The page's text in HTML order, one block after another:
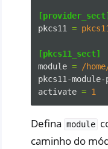
pkcs11
=
[pkcs11_sect]
module =
/
pkcs11-
activate = 1
Defina module
caminho do